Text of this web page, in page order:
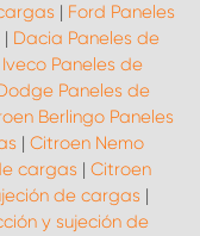
| Ford Paneles
| Dacia Paneles de
Iveco Paneles de
Paneles de
Berlingo Paneles
| Citroen Nemo
cargas | Citroen
de cargas |
y sujeción de